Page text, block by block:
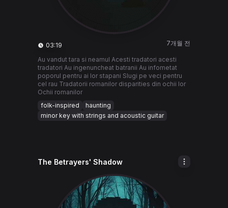
03:19 7개월 전
Au vandut tara si neamul Acesti tradatori acesti
tradatori Au ingenuncheat batranii Au infometat
poporul pentru ai lor stapani Slugi pe veci pentru
cel rau Tradatorii romanilor disparities din ochii lor
Ochii romanilor
folk-inspired
haunting
minor key with strings and acoustic guitar
The Betrayers' Shadow